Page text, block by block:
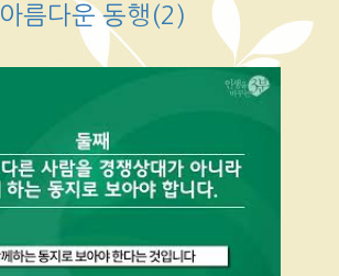
아름다운 동행(2)